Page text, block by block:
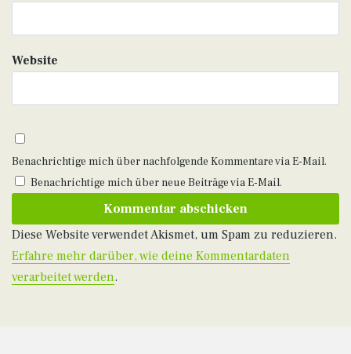
Website
Benachrichtige mich über nachfolgende Kommentare via E-Mail.
Benachrichtige mich über neue Beiträge via E-Mail.
Diese Website verwendet Akismet, um Spam zu reduzieren.
Erfahre mehr darüber, wie deine Kommentardaten
verarbeitet werden.